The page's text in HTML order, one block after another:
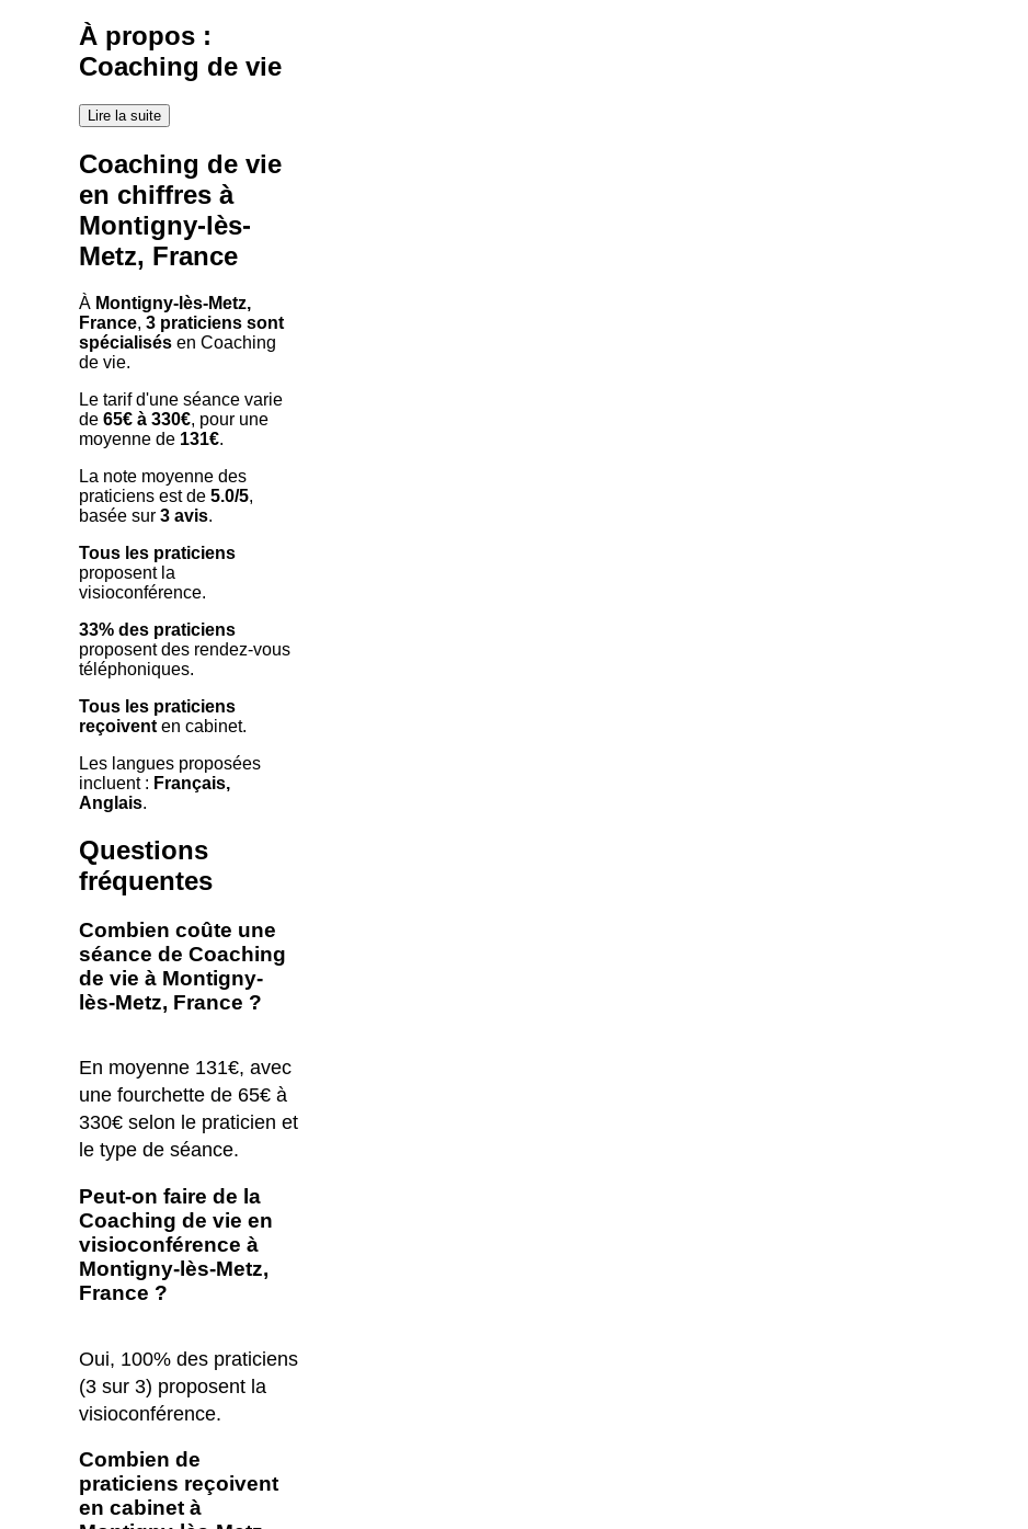
À propos :
Coaching de vie
Lire la suite
Coaching de vie
en chiffres à
Montigny-lès-
Metz, France
À Montigny-lès-Metz,
France, 3 praticiens sont
spécialisés en Coaching
de vie.
Le tarif d'une séance varie
de 65€ à 330€, pour une
moyenne de 131€.
La note moyenne des
praticiens est de 5.0/5,
basée sur 3 avis.
Tous les praticiens
proposent la
visioconférence.
33% des praticiens
proposent des rendez-vous
téléphoniques.
Tous les praticiens
reçoivent en cabinet.
Les langues proposées
incluent : Français,
Anglais.
Questions
fréquentes
Combien coûte une
séance de Coaching
de vie à Montigny-
lès-Metz, France ?
En moyenne 131€, avec
une fourchette de 65€ à
330€ selon le praticien et
le type de séance.
Peut-on faire de la
Coaching de vie en
visioconférence à
Montigny-lès-Metz,
France ?
Oui, 100% des praticiens
(3 sur 3) proposent la
visioconférence.
Combien de
praticiens reçoivent
en cabinet à